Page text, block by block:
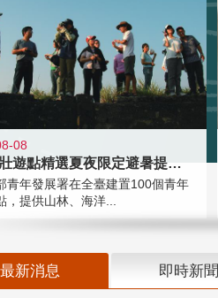
08
青年壯遊點精選夏夜限定避暑提案 漫
青年發展署在全臺建置100個青年
，提供山林、海洋...
最新消息 即時新聞